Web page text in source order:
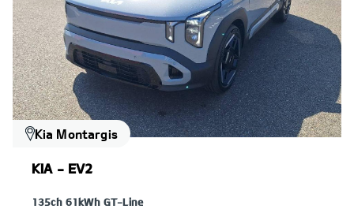
Kia Montargis
KIA - EV2
135ch 61kWh GT-Line